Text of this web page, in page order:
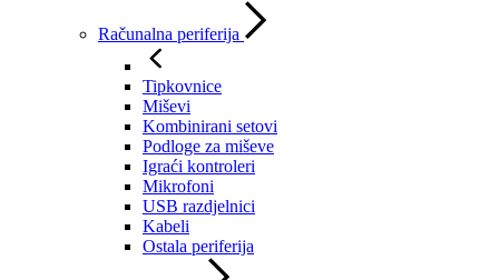
Računalna periferija
Tipkovnice
Miševi
Kombinirani setovi
Podloge za miševe
Igraći kontroleri
Mikrofoni
USB razdjelnici
Kabeli
Ostala periferija